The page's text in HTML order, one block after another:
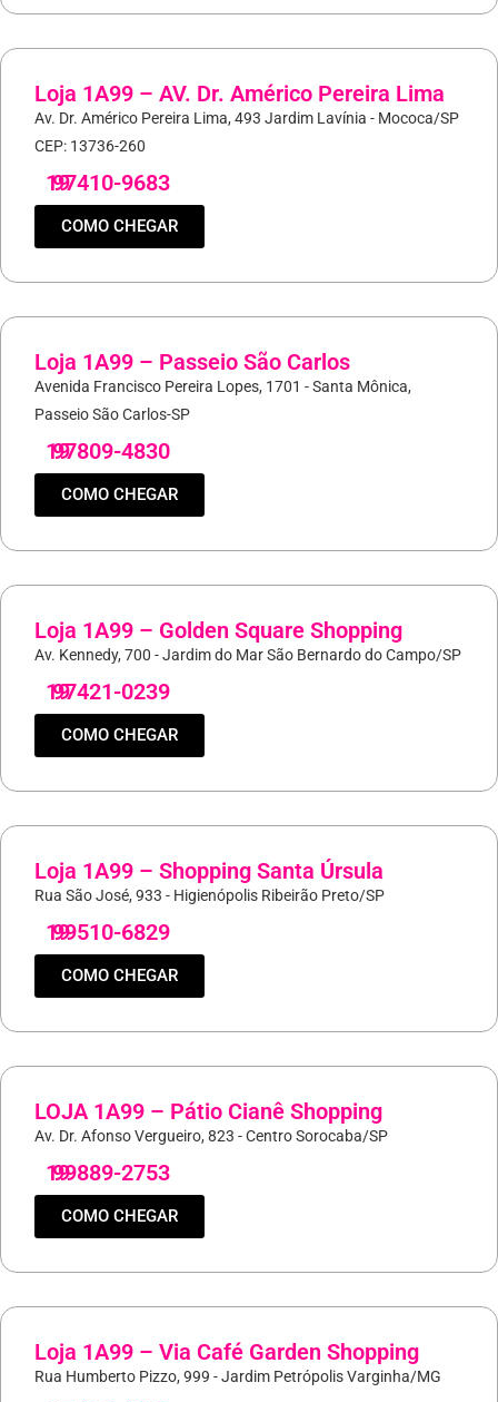
Loja 1A99 – AV. Dr. Américo Pereira Lima
Av. Dr. Américo Pereira Lima, 493 Jardim Lavínia - Mococa/SP
CEP: 13736-260
19
97410-9683
COMO CHEGAR
Loja 1A99 – Passeio São Carlos
Avenida Francisco Pereira Lopes, 1701 - Santa Mônica,
Passeio São Carlos-SP
19
97809-4830
COMO CHEGAR
Loja 1A99 – Golden Square Shopping
Av. Kennedy, 700 - Jardim do Mar São Bernardo do Campo/SP
19
97421-0239
COMO CHEGAR
Loja 1A99 – Shopping Santa Úrsula
Rua São José, 933 - Higienópolis Ribeirão Preto/SP
19
99510-6829
COMO CHEGAR
LOJA 1A99 – Pátio Cianê Shopping
Av. Dr. Afonso Vergueiro, 823 - Centro Sorocaba/SP
19
99889-2753
COMO CHEGAR
Loja 1A99 – Via Café Garden Shopping
Rua Humberto Pizzo, 999 - Jardim Petrópolis Varginha/MG